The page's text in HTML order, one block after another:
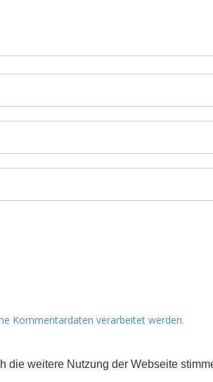
weitere Nutzung der Webseite
Kommentardaten verarbeitet werden.